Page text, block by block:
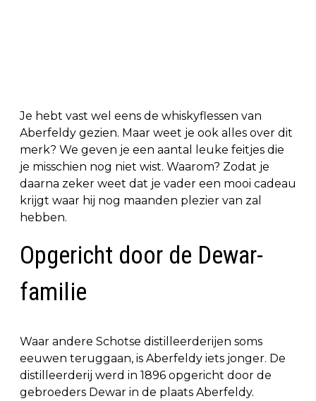
Je hebt vast wel eens de whiskyflessen van
Aberfeldy gezien. Maar weet je ook alles over dit
merk? We geven je een aantal leuke feitjes die
je misschien nog niet wist. Waarom? Zodat je
daarna zeker weet dat je vader een mooi cadeau
krijgt waar hij nog maanden plezier van zal
hebben.
Opgericht door de Dewar-
familie
Waar andere Schotse distilleerderijen soms
eeuwen teruggaan, is Aberfeldy iets jonger. De
distilleerderij werd in 1896 opgericht door de
gebroeders Dewar in de plaats Aberfeldy.